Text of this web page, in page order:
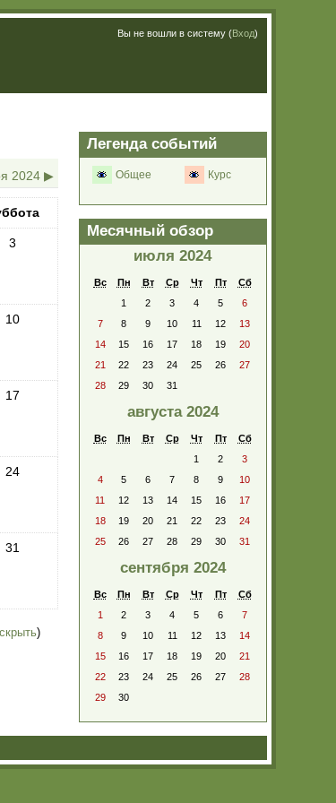
Вы не вошли в систему (Вход)
2024 ▶
3
10
17
24
31
)
Легенда событий
Общее Курс
Месячный обзор
июля 2024
Вс Пн Вт Ср Чт Пт
Сб
1
2 3 4 5
6
7
8 9 10 11 12
13
14
15 16 17 18 19
20
21
22 23 24 25 26
27
28
29 30 31
августа 2024
Вс Пн Вт Ср Чт Пт
Сб
1
2
3
4
5 6 7 8 9
10
11
12 13 14 15 16
17
18
19 20 21 22 23
24
25
26 27 28 29 30 31
сентября 2024
Вс Пн Вт Ср Чт Пт
Сб
1
2 3 4 5 6
7
8
9 10 11 12 13
14
15
16 17 18 19 20
21
22
23 24 25 26 27
28
29
30